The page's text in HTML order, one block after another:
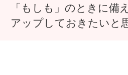
「もしも」のときに備
アップしておきたいと